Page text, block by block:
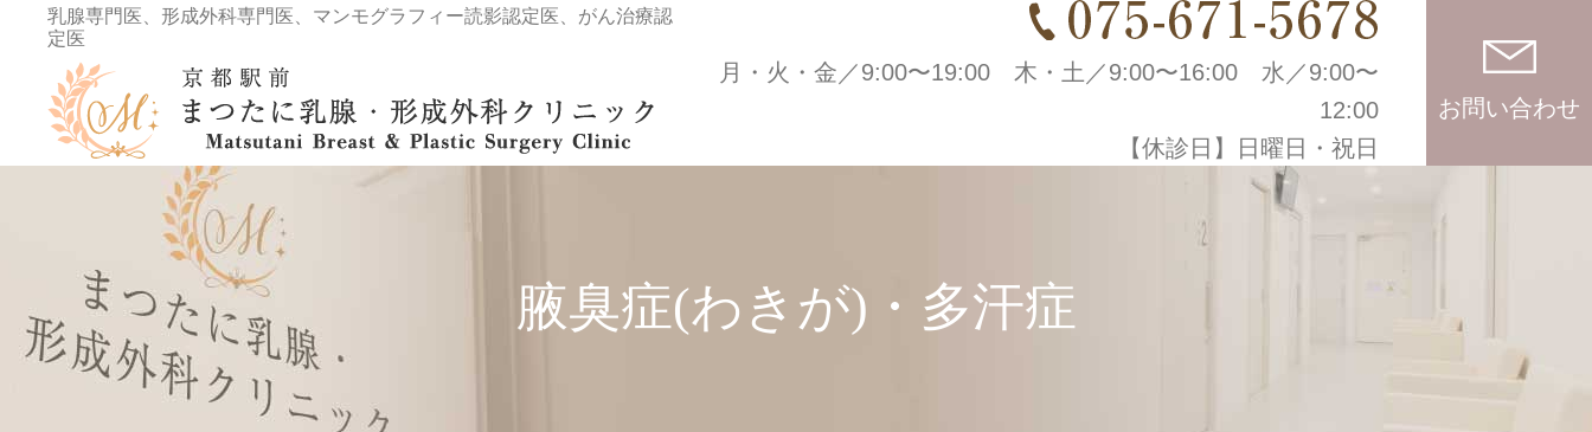
乳腺専門医、形成外科専門医、マンモグラフィー読影認定医、がん治療認
定医
月・火・金／9:00〜19:00 木・土／9:00〜16:00 水／9:00〜
12:00
【休診日】日曜日・祝日
お問い合わせ
腋臭症(わきが)・多汗症